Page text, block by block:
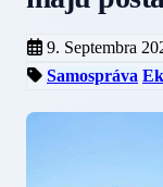
9. Septembra
Samospráva